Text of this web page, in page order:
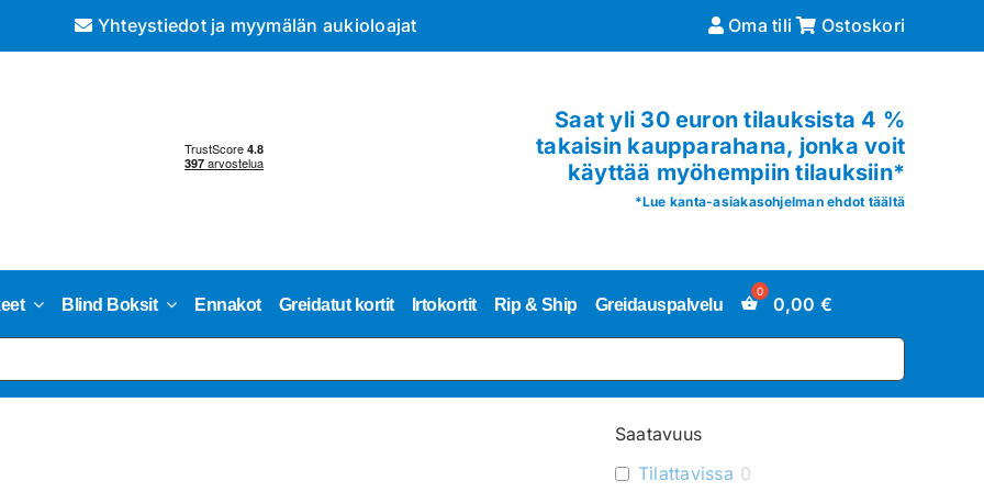
Yhteystiedot ja myymälän aukioloajat Oma tili Ostoskori
Saat yli 30 euron tilauksista 4 %
takaisin kaupparahana, jonka voit
käyttää myöhempiin tilauksiin*
*Lue kanta-asiakasohjelman ehdot täältä
Blind Boksit Ennakot Greidatut kortit Irtokortit Rip & Ship Greidauspalvelu 0,00 €
Saatavuus
Tilattavissa 0